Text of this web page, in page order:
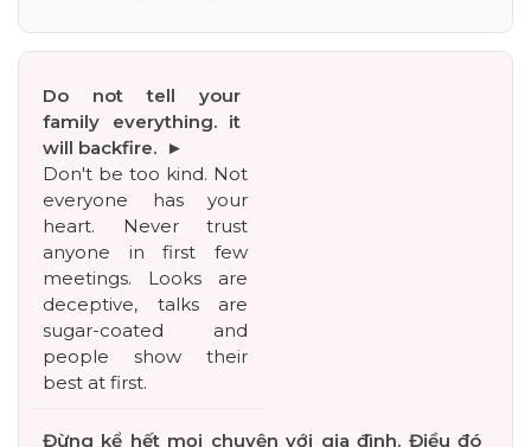
Don't be too kind. Not
everyone has your
heart. Never trust
anyone in first few
meetings. Looks are
deceptive, talks are
sugar-coated and
people show their
best at first.